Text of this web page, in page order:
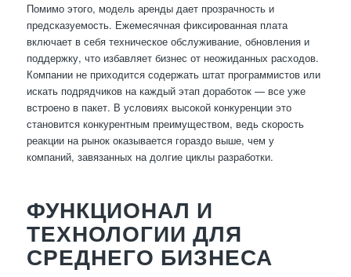
Помимо этого, модель аренды дает прозрачность и
предсказуемость. Ежемесячная фиксированная плата
включает в себя техническое обслуживание, обновления и
поддержку, что избавляет бизнес от неожиданных расходов.
Компании не приходится содержать штат программистов или
искать подрядчиков на каждый этап доработок — все уже
встроено в пакет. В условиях высокой конкуренции это
становится конкурентным преимуществом, ведь скорость
реакции на рынок оказывается гораздо выше, чем у
компаний, завязанных на долгие циклы разработки.
ФУНКЦИОНАЛ И
ТЕХНОЛОГИИ ДЛЯ
СРЕДНЕГО БИЗНЕСА